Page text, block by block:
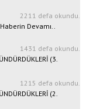
2211 defa okundu.
Haberin Devamı..
1431 defa okundu.
(3.
1215 defa okundu.
(2.